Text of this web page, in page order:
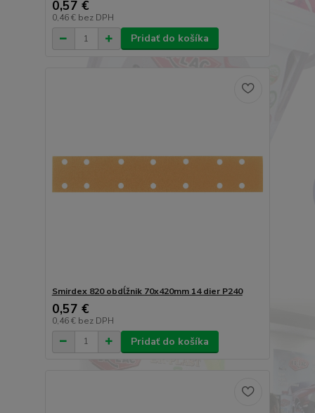
0,57 €
0,46 € bez DPH
Pridať do košíka
Smirdex 820 obdĺžnik 70x420mm 14 dier P240
0,57 €
0,46 € bez DPH
Pridať do košíka